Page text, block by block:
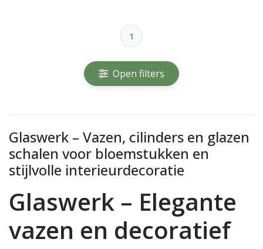
1
Open filters
Glaswerk – Vazen, cilinders en glazen
schalen voor bloemstukken en
stijlvolle interieurdecoratie
Glaswerk – Elegante
vazen en decoratief